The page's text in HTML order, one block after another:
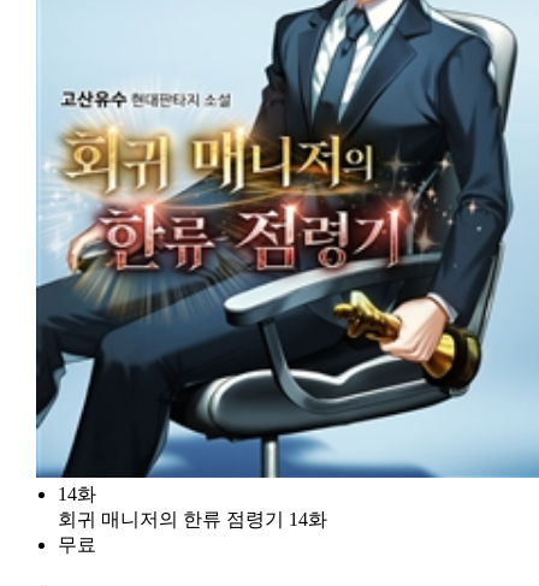
14화
회귀 매니저의 한류 점령기 14화
무료